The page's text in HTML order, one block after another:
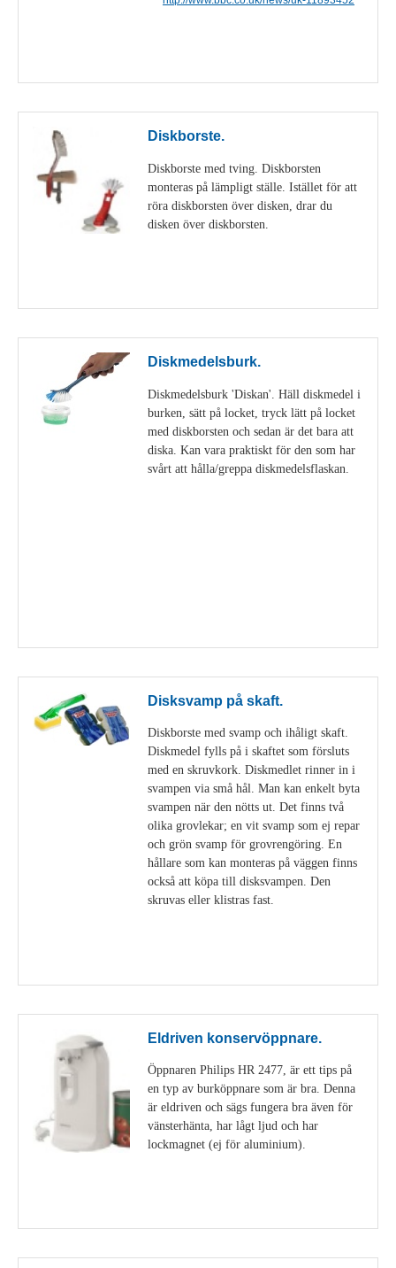
Diskborste.
Diskborste med tving. Diskborsten
monteras på lämpligt ställe. Istället för att
röra diskborsten över disken, drar du
disken över diskborsten.
Diskmedelsburk.
Diskmedelsburk 'Diskan'. Häll diskmedel i
burken, sätt på locket, tryck lätt på locket
med diskborsten och sedan är det bara att
diska. Kan vara praktiskt för den som har
svårt att hålla/greppa diskmedelsflaskan.
Disksvamp på skaft.
Diskborste med svamp och ihåligt skaft.
Diskmedel fylls på i skaftet som försluts
med en skruvkork. Diskmedlet rinner in i
svampen via små hål. Man kan enkelt byta
svampen när den nötts ut. Det finns två
olika grovlekar; en vit svamp som ej repar
och grön svamp för grovrengöring. En
hållare som kan monteras på väggen finns
också att köpa till disksvampen. Den
skruvas eller klistras fast.
Eldriven konservöppnare.
Öppnaren Philips HR 2477, är ett tips på
en typ av burköppnare som är bra. Denna
är eldriven och sägs fungera bra även för
vänsterhänta, har lågt ljud och har
lockmagnet (ej för aluminium).